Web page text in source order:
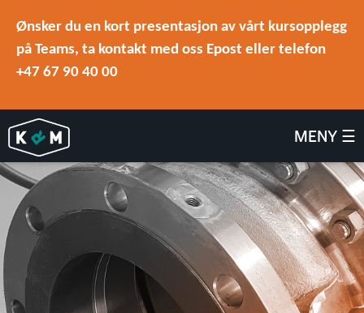
Ønsker du en kort presentasjon av vårt kursopplegg
på Teams, ta kontakt med oss Epost eller telefon
+47 67 90 40 00
MENY ☰